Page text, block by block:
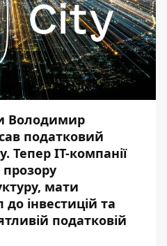
Володимир
податковий
Тепер ІТ-компанії
мати
інвестицій та
податковій